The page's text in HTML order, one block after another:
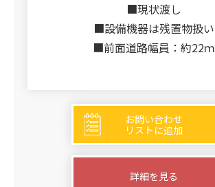
■現状渡し
■設備機器は残置物扱い
■前面道路幅員：約22ｍ
お問い合わせ
リストに追加
詳細を見る